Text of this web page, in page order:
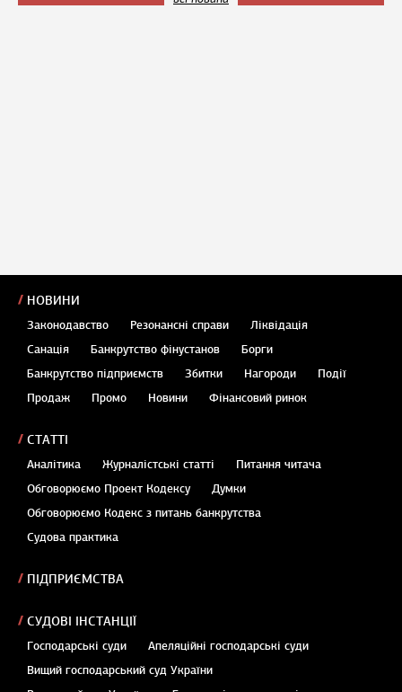
НОВИНИ
Законодавство Резонансні справи
Ліквідація
Санація
Банкрутство фінустанов
Борги
Банкрутство підприємств
Збитки Нагороди
Події
Продаж
Промо Новини Фінансовий ринок
СТАТТІ
Аналітика Журналістські статті
Питання читача
Обговорюємо Проект Кодексу
Думки
Обговорюємо Кодекс з питань банкрутства
Судова практика
ПІДПРИЄМСТВА
СУДОВІ ІНСТАНЦІЇ
Господарські суди
Апеляційні господарські суди
Вищий господарський суд України